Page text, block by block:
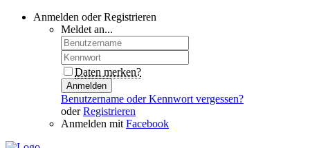
Anmelden oder Registrieren
Meldet an...
Daten merken?
Anmelden
Benutzername oder Kennwort vergessen?
oderRegistrieren
Anmelden mit Facebook